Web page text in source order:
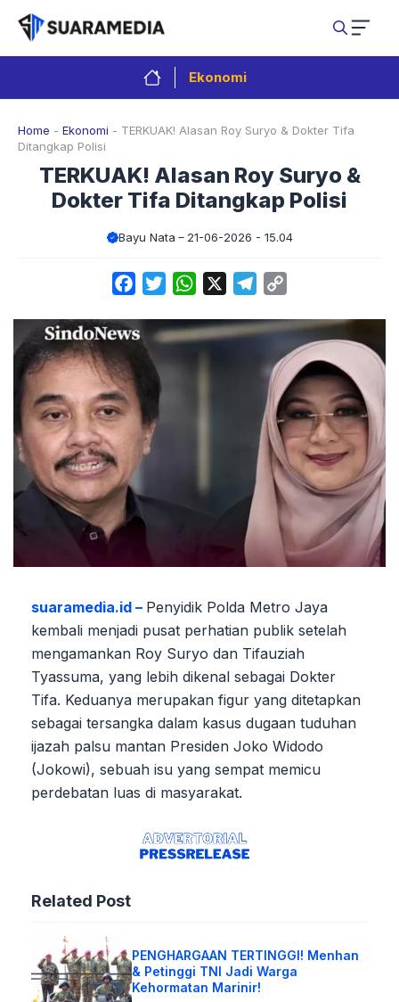
Langsung
isi
Ekonomi
Home - Ekonomi - TERKUAK! Alasan Roy Suryo & Dokter Tifa
Ditangkap Polisi
TERKUAK! Alasan Roy Suryo &
Dokter Tifa Ditangkap Polisi
Bayu Nata 21-06-2026 - 15.04
FacebookTwitterWhatsApp Telegram
suaramedia.id – Penyidik Polda Metro Jaya
kembali menjadi pusat perhatian publik setelah
mengamankan Roy Suryo dan Tifauziah
Tyassuma, yang lebih dikenal sebagai Dokter
Tifa. Keduanya merupakan figur yang ditetapkan
sebagai tersangka dalam kasus dugaan tuduhan
ijazah palsu mantan Presiden Joko Widodo
(Jokowi), sebuah isu yang sempat memicu
perdebatan luas di masyarakat.
Related Post
PENGHARGAAN TERTINGGI! Menhan
& Petinggi TNI Jadi Warga
Kehormatan Marinir!